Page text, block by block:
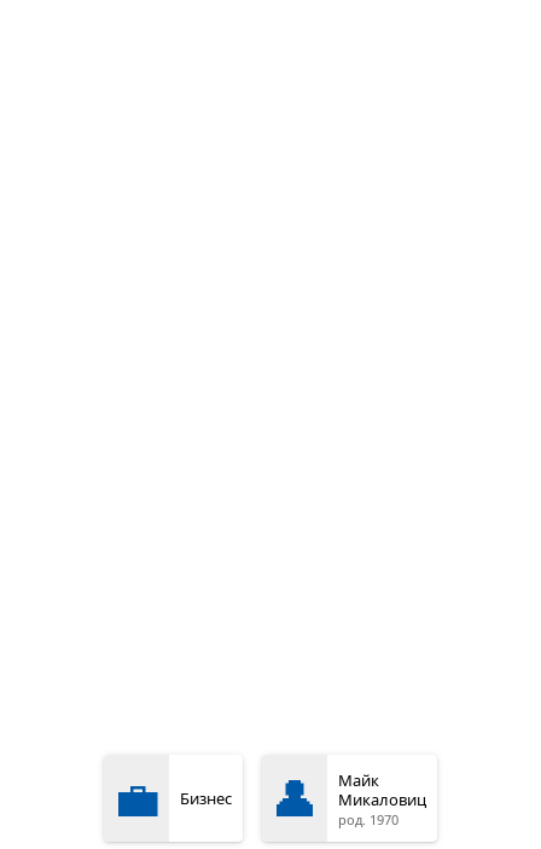
💼 Бизнес 👤
Майк
Микаловиц
род. 1970